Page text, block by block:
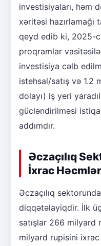
investisiyaları, həm
xəritəsi hazırlamağı
qeyd edib ki, 2025-
proqramlar
investisiya cəlb
istehsal/satış və 1.2
dolayı) iş yeri
gücləndirilməsi
addımdır.
Əczaçılıq
İxrac
Əczaçılıq
diqqətəlayiqdir. İlk
satışlar 266 milyard
milyard rupisini